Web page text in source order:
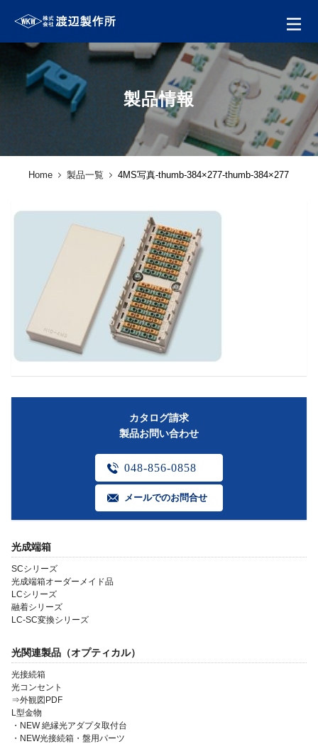
製品情報
Home 製品一覧 4MS写真-thumb-384×277-thumb-384×277
カタログ請求
製品お問い合わせ
048-856-0858
メールでのお問合せ
光成端箱
SCシリーズ
光成端箱オーダーメイド品
LCシリーズ
融着シリーズ
LC-SC変換シリーズ
光関連製品（オプティカル）
光接続箱
光コンセント
⇒外観図PDF
L型金物
・NEW 絶縁光アダプタ取付台
・NEW光接続箱・盤用パーツ